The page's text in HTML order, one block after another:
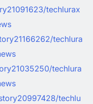
techlurax
techlura
techlura
techlu